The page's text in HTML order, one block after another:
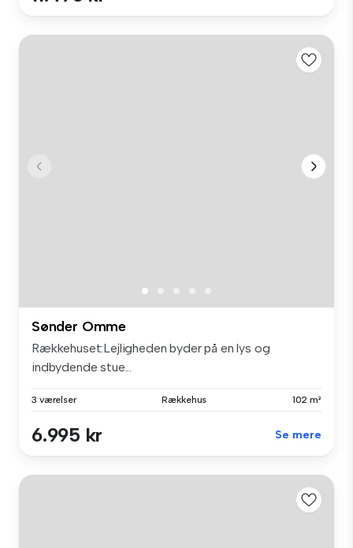
Sønder Omme
Rækkehuset:Lejligheden byder på en lys og
indbydende stue...
3 værelser Rækkehus 102 m²
6.995 kr Se mere